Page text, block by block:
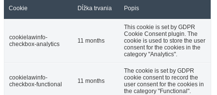
Cookie Dĺžka trvania Popis
cookielawinfo-
checkbox-analytics
11 months
This cookie is set by GDPR
Cookie Consent plugin. The
cookie is used to store the user
consent for the cookies in the
category "Analytics".
cookielawinfo-
checkbox-functional
11 months
The cookie is set by GDPR
cookie consent to record the
user consent for the cookies in
the category "Functional".